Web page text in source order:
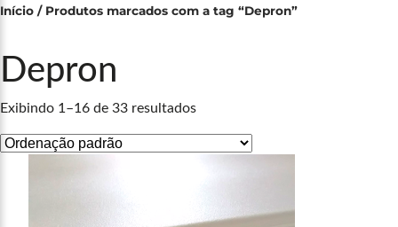
Início / Produtos marcados com a tag “Depron”
Depron
Exibindo 1–16 de 33 resultados